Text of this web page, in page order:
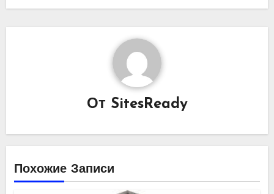
От SitesReady
Похожие Записи